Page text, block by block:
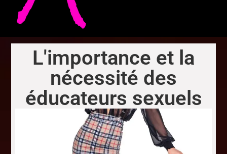
L'importance et la
nécessité des
éducateurs sexuels